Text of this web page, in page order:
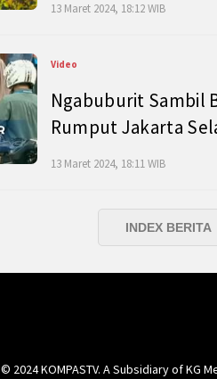
13 Maret 2024, 18:12 WIB
Video
Ngabuburit Sambil
Rumput Jakarta
13 Maret 2024, 18:11 WIB
INDEX BERITA
© 2024 KOMPASTV. A Subsidiary ofKG